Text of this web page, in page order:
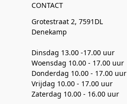
CONTACT
Grotestraat 2, 7591DL
Denekamp
Dinsdag 13.00 -17.00 uur
Woensdag 10.00 - 17.00 uur
Donderdag 10.00 - 17.00 uur
Vrijdag 10.00 - 17.00 uur
Zaterdag 10.00 - 16.00 uur